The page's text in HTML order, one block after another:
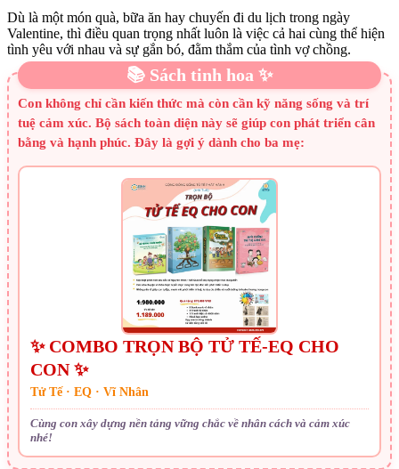
Dù là một món quà, bữa ăn hay chuyến đi du lịch trong ngày
Valentine, thì điều quan trọng nhất luôn là việc cả hai cùng thể hiện
tình yêu với nhau và sự gắn bó, đằm thắm của tình vợ chồng.
📚 Sách tinh hoa ✨
Con không chỉ cần kiến thức mà còn cần kỹ năng sống và trí
tuệ cảm xúc. Bộ sách toàn diện này sẽ giúp con phát triển cân
bằng và hạnh phúc. Đây là gợi ý dành cho ba mẹ:
✨ COMBO TRỌN BỘ TỬ TẾ-EQ CHO
CON ✨
Tử Tế · EQ · Vĩ Nhân
Cùng con xây dựng nền tảng vững chắc về nhân cách và cảm xúc
nhé!